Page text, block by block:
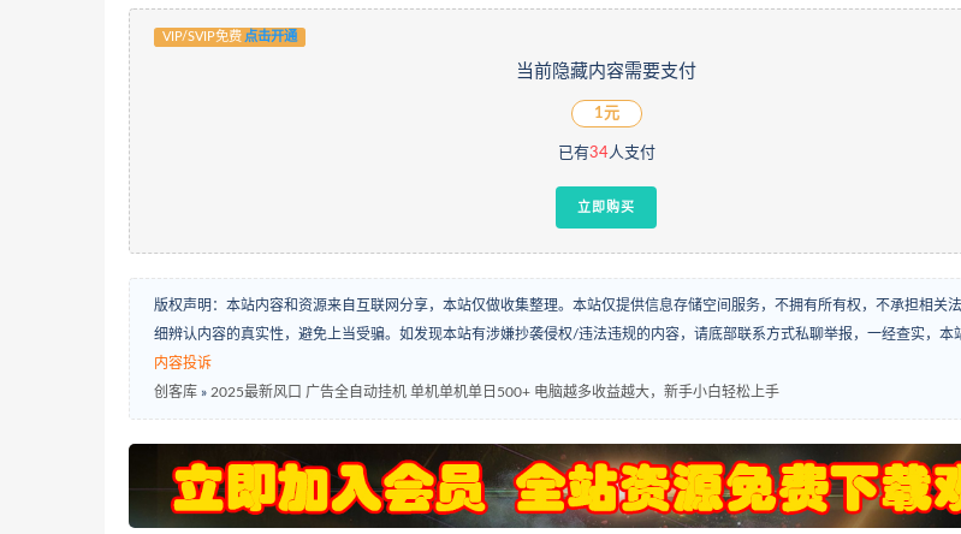
VIP/SVIP免费 点击开通
当前隐藏内容需要支付
1元
已有34人支付
立即购买
版权声明：本站内容和资源来自互联网分享，本站仅做收集整理。本站仅提供信息存储空间服务，不拥有所有权，不承担相关
细辨认内容的真实性，避免上当受骗。如发现本站有涉嫌抄袭侵权/违法违规的内容，请底部联系方式私聊举报，一经查实，本
内容投诉
创客库 » 2025最新风口 广告全自动挂机 单机单机单日500+ 电脑越多收益越大，新手小白轻松上手